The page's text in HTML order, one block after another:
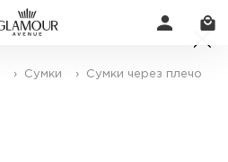
› Сумки › Сумки через плечо